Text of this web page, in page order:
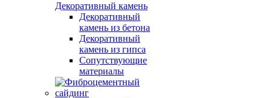
Декоративный камень
Декоративный
камень из бетона
Декоративный
камень из гипса
Сопутствующие
материалы